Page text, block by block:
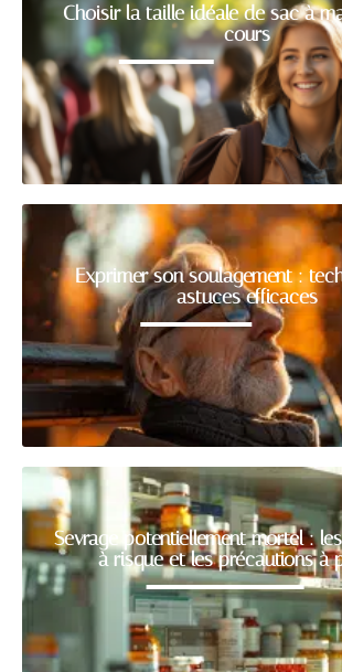
Choisir la taille idéale de sac à
cours
Exprimer son soulagement :
astuces efficaces
Sevrage potentiellement mortel :
à risque et les précautions à